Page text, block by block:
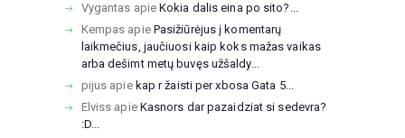
Vygantas apieKokia dalis eina po sito?...
Kempas apie Pasižiūrėjus į komentarų
laikmečius, jaučiuosi kaip koks mažas vaikas
arba dešimt metų buvęs užšaldy...
pijus apie kap r žaisti per xbosa Gata 5...
Elviss apie Kasnors dar pazaidziat si sedevra?
:D...